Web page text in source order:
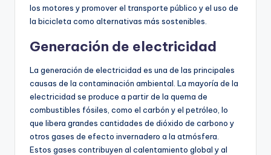
los motores y promover el transporte público y el uso de
la bicicleta como alternativas más sostenibles.
Generación de electricidad
La generación de electricidad es una de las principales
causas de la contaminación ambiental. La mayoría de la
electricidad se produce a partir de la quema de
combustibles fósiles, como el carbón y el petróleo, lo
que libera grandes cantidades de dióxido de carbono y
otros gases de efecto invernadero a la atmósfera.
Estos gases contribuyen al calentamiento global y al